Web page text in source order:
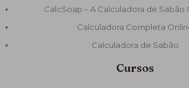
CalcSoap – A Calculadora de Sabão
Calculadora Completa
Calculadora de Sabão
Cursos